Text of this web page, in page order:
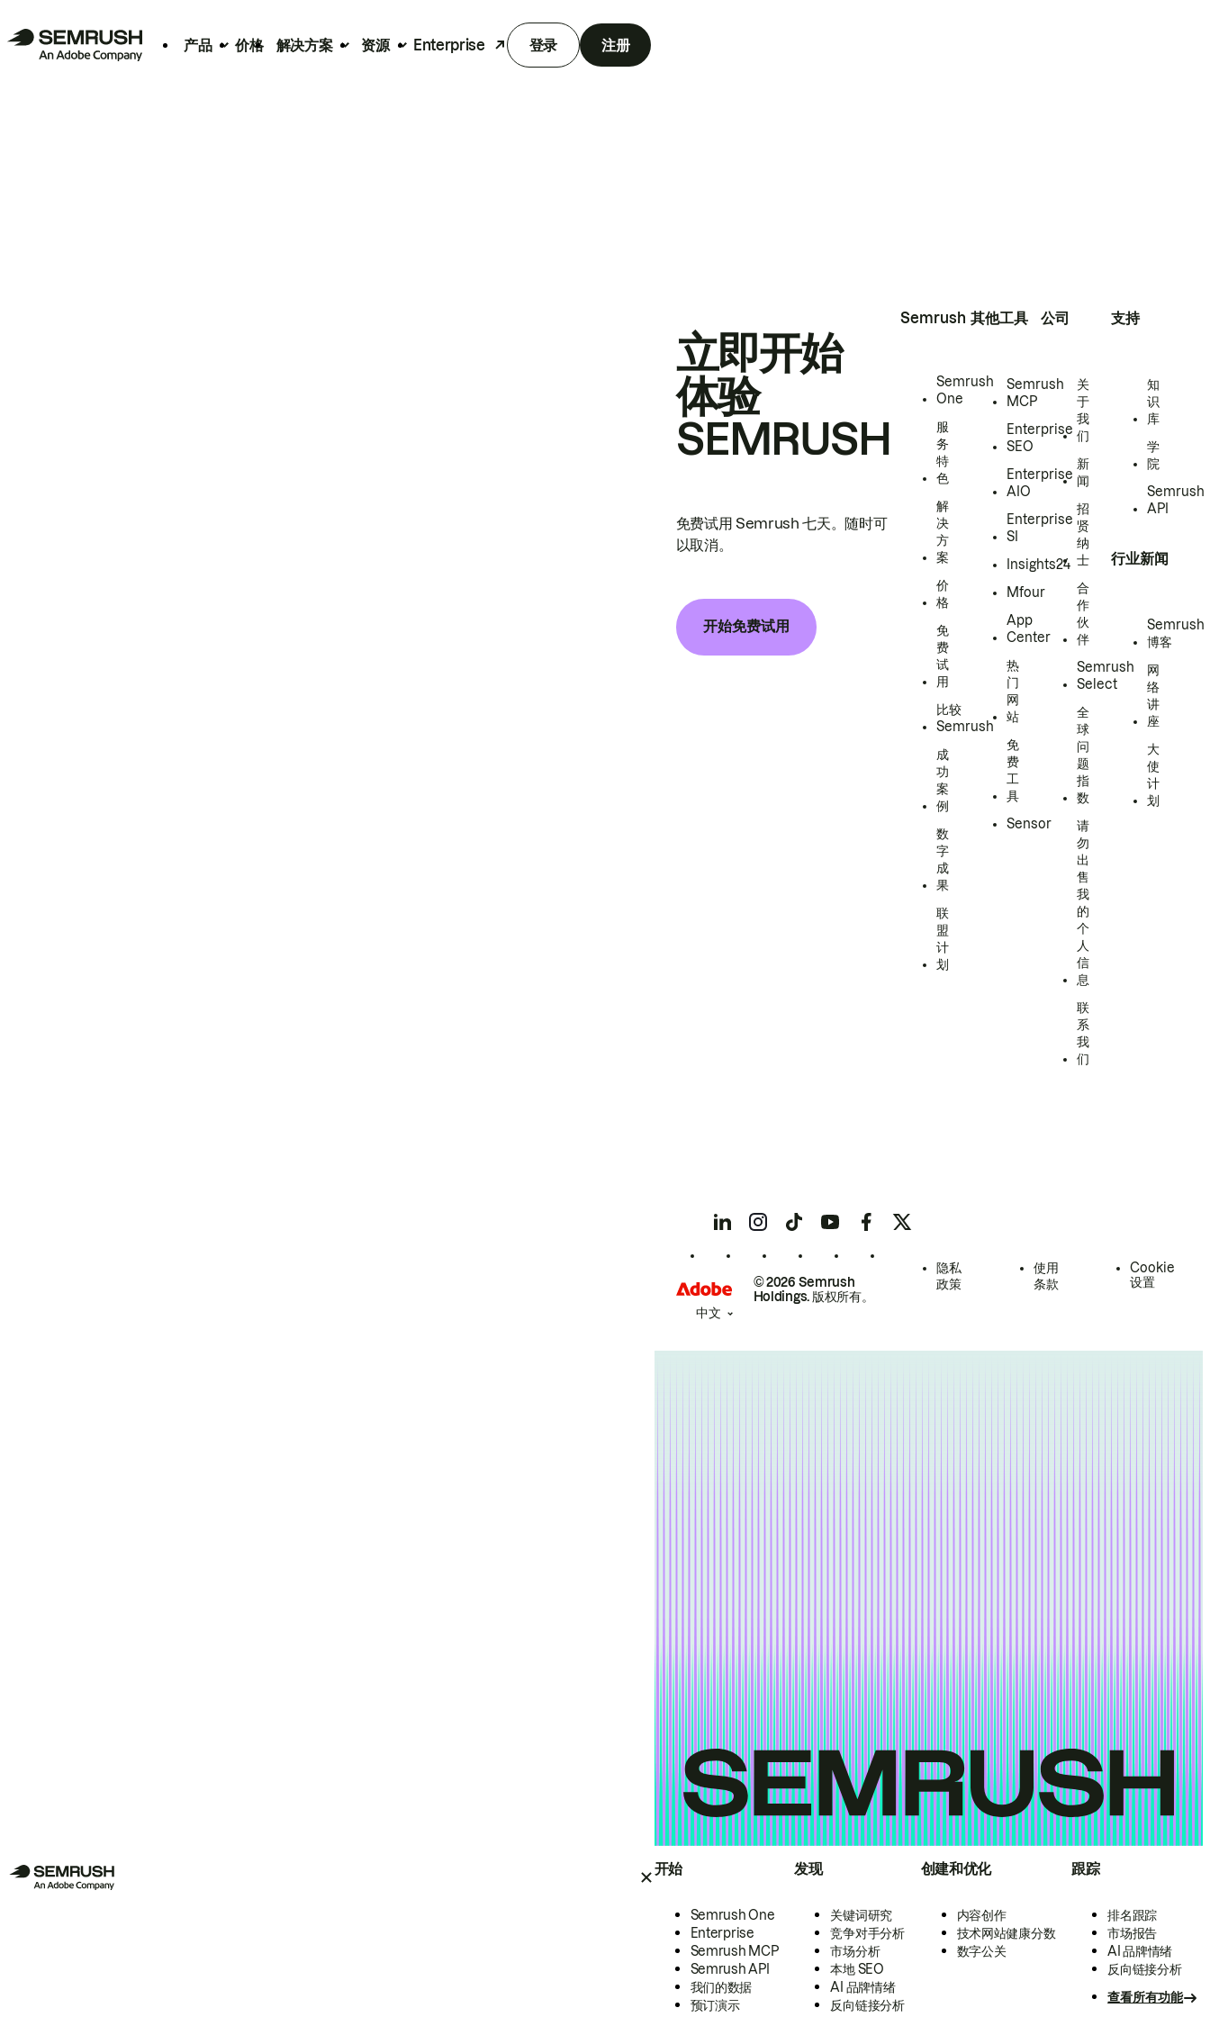
产品 价格 解决方案 资源 Enterprise 登录 注册
开始
Semrush One
Enterprise
Semrush MCP
Semrush API
我们的数据
预订演示
发现
关键词研究
竞争对手分析
市场分析
本地 SEO
AI 品牌情绪
反向链接分析
创建和优化
内容创作
技术网站健康分数
数字公关
跟踪
排名跟踪
市场报告
AI 品牌情绪
反向链接分析
查看所有功能
立即开始
体验
SEMRUSH
免费试用 Semrush 七天。随时可
以取消。
开始免费试用
Semrush
Semrush
One
服
务
特
色
解
决
方
案
价
格
免
费
试
用
比较
Semrush
成
功
案
例
数
字
成
果
联
盟
计
划
其他工具
Semrush
MCP
Enterprise
SEO
Enterprise
AIO
Enterprise
SI
Insights24
Mfour
App
Center
热
门
网
站
免
费
工
具
Sensor
公司
关
于
我
们
新
闻
招
贤
纳
士
合
作
伙
伴
Semrush
Select
全
球
问
题
指
数
请
勿
出
售
我
的
个
人
信
息
联
系
我
们
支持
知
识
库
学
院
Semrush
API
行业新闻
Semrush
博客
网
络
讲
座
大
使
计
划
© 2026 Semrush
Holdings. 版权所有。
隐私
政策
使用
条款
Cookie
设置
中文